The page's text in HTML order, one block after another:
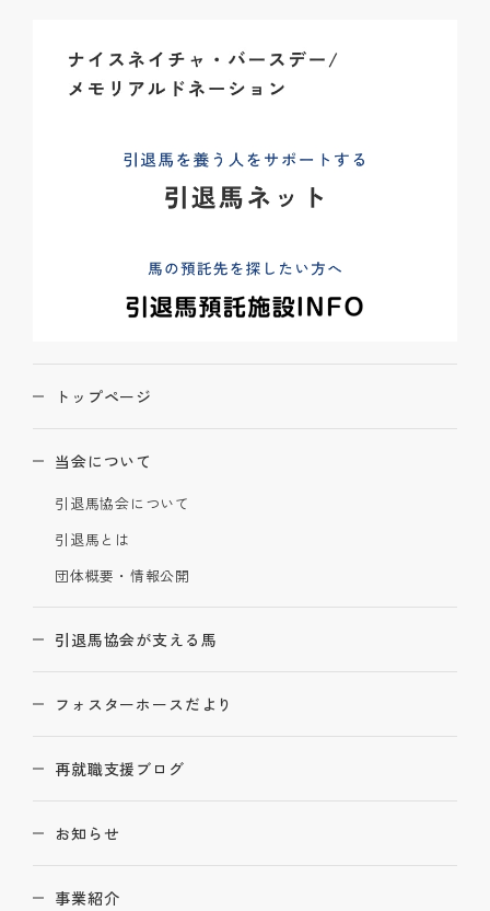
トップページ
当会について
引退馬協会について
引退馬とは
団体概要・情報公開
引退馬協会が支える馬
フォスターホースだより
再就職支援ブログ
お知らせ
事業紹介